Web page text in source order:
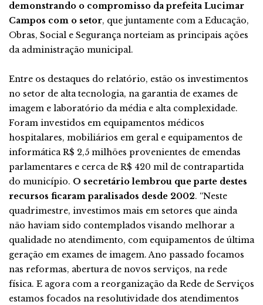
demonstrando o compromisso da prefeita Lucimar
Campos com o setor, que juntamente com a Educação,
Obras, Social e Segurança norteiam as principais ações
da administração municipal.
Entre os destaques do relatório, estão os investimentos
no setor de alta tecnologia, na garantia de exames de
imagem e laboratório da média e alta complexidade.
Foram investidos em equipamentos médicos
hospitalares, mobiliários em geral e equipamentos de
informática R$ 2,5 milhões provenientes de emendas
parlamentares e cerca de R$ 420 mil de contrapartida
do município. O secretário lembrou que parte destes
recursos ficaram paralisados desde 2002. “Neste
quadrimestre, investimos mais em setores que ainda
não haviam sido contemplados visando melhorar a
qualidade no atendimento, com equipamentos de última
geração em exames de imagem. Ano passado focamos
nas reformas, abertura de novos serviços, na rede
física. E agora com a reorganização da Rede de Serviços
estamos focados na resolutividade dos atendimentos